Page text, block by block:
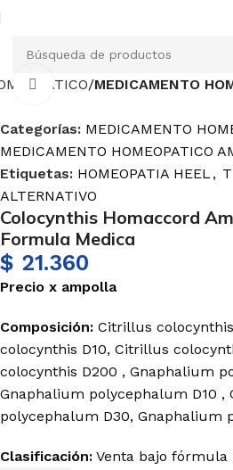
MEDICAMENTO
Haga Click para agrandar
Categorías: MEDICAMENTO
MEDICAMENTO HOMEOPATICO
Etiquetas: HOMEOPATIA HEEL ,
ALTERNATIVO
Colocynthis Homaccord
Formula Medica
$ 21.360
Precio x ampolla
Composición: Citrillus
colocynthis D10, Citrillus
colocynthis D200 , Gnaphalium
Gnaphalium polycephalum D10 ,
polycephalum D30, Gnaphalium
Clasificación: Venta bajo fórmula